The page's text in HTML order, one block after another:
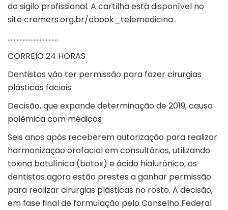
do sigilo profissional. A cartilha está disponível no
site cremers.org.br/ebook_telemedicina .
……………………………
CORREIO 24 HORAS
Dentistas vão ter permissão para fazer cirurgias
plásticas faciais
Decisão, que expande determinação de 2019, causa
polêmica com médicos
Seis anos após receberem autorização para realizar
harmonização orofacial em consultórios, utilizando
toxina botulínica (botox) e ácido hialurônico, os
dentistas agora estão prestes a ganhar permissão
para realizar cirurgias plásticas no rosto. A decisão,
em fase final de formulação pelo Conselho Federal